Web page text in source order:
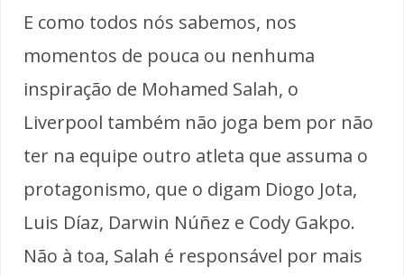
E como todos nós sabemos, nos
momentos de pouca ou nenhuma
inspiração de Mohamed Salah, o
Liverpool também não joga bem por não
ter na equipe outro atleta que assuma o
protagonismo, que o digam Diogo Jota,
Luis Díaz, Darwin Núñez e Cody Gakpo.
Não à toa, Salah é responsável por mais